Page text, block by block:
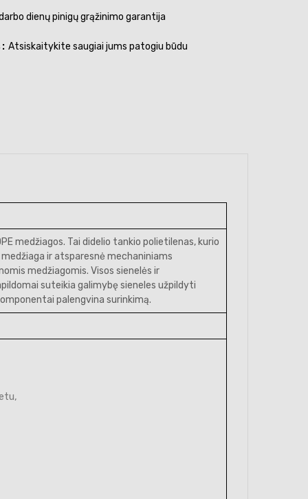
dienų pinigų grąžinimo garantija
Atsiskaitykite saugiai jums patogiu būdu
medžiagos. Tai didelio tankio polietilenas, kurio
ir atsparesnė mechaniniams
medžiagomis. Visos sienelės ir
suteikia galimybę sieneles užpildyti
palengvina surinkimą.